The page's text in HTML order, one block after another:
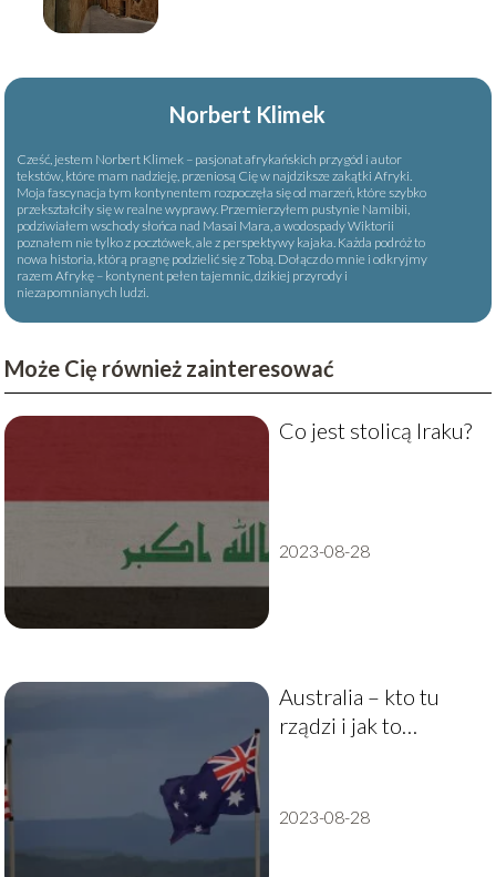
Norbert Klimek
Cześć, jestem Norbert Klimek – pasjonat afrykańskich przygód i autor
tekstów, które mam nadzieję, przeniosą Cię w najdziksze zakątki Afryki.
Moja fascynacja tym kontynentem rozpoczęła się od marzeń, które szybko
przekształciły się w realne wyprawy. Przemierzyłem pustynie Namibii,
podziwiałem wschody słońca nad Masai Mara, a wodospady Wiktorii
poznałem nie tylko z pocztówek, ale z perspektywy kajaka. Każda podróż to
nowa historia, którą pragnę podzielić się z Tobą. Dołącz do mnie i odkryjmy
razem Afrykę – kontynent pełen tajemnic, dzikiej przyrody i
niezapomnianych ludzi.
Może Cię również zainteresować
Co jest stolicą Iraku?
2023-08-28
Australia – kto tu
rządzi i jak to
2023-08-28